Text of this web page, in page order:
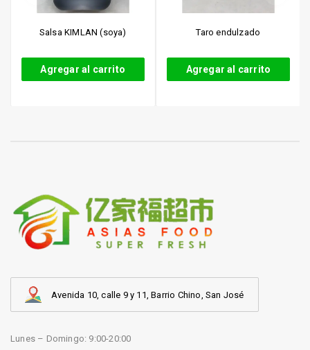
Salsa KIMLAN (soya)
Agregar al carrito
Taro endulzado
Agregar al carrito
Avenida 10, calle 9 y 11, Barrio Chino, San José
Lunes – Domingo: 9:00-20:00